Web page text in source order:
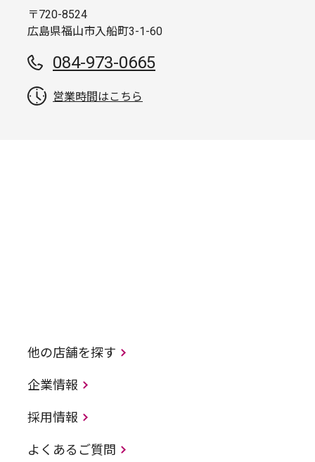
〒720-8524
広島県福山市入船町3-1-60
084-973-0665
営業時間はこちら
他の店舗を探す
企業情報
採用情報
よくあるご質問